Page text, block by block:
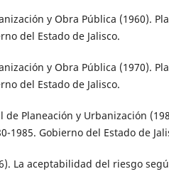
y Obra Pública (1960).
del Estado de Jalisco.
y Obra Pública (1970).
del Estado de Jalisco.
de Planeación y Urbanización
1985. Gobierno del Estado de
La aceptabilidad del riesgo